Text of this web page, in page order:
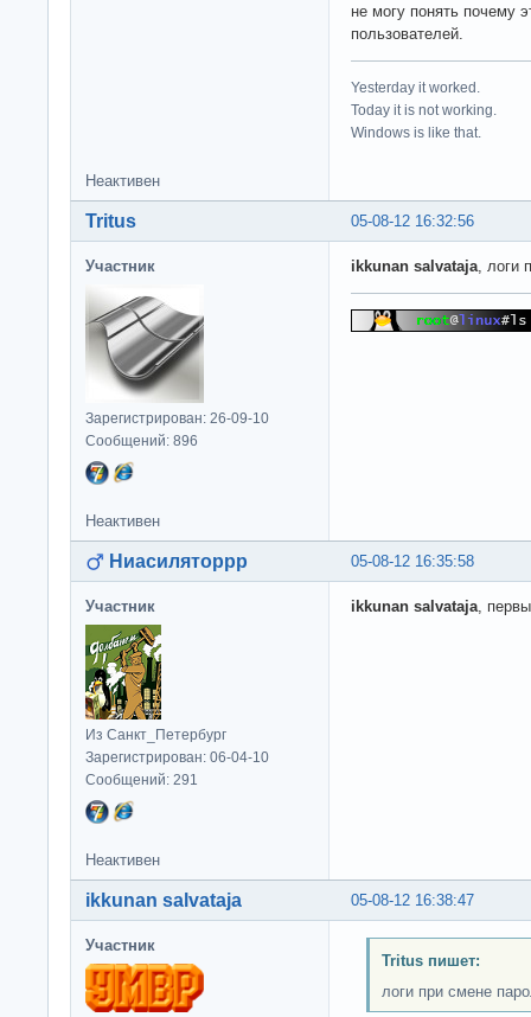
не могу понять почему
пользователей.
Yesterday it worked.
Today it is not working.
Windows is like that.
Неактивен
05-08-12 16:32:56
Tritus
Участник
Зарегистрирован: 26-09-10
Сообщений: 896
ikkunan salvataja ,
Неактивен
05-08-12 16:35:58
Ниасиляторрр
Участник
Из Санкт_Петербург
Зарегистрирован: 06-04-10
Сообщений: 291
ikkunan salvataja ,
Неактивен
05-08-12 16:38:47
ikkunan salvataja
Участник
Tritus пишет:
логи при смене